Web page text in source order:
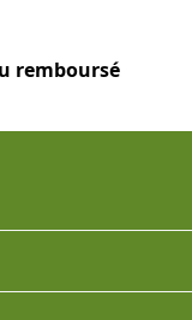
remboursé